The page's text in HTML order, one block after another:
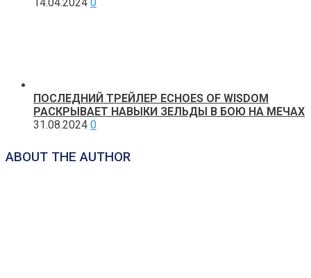
ПОСЛЕДНИЙ ТРЕЙЛЕР ECHOES OF WISDOM
РАСКРЫВАЕТ НАВЫКИ ЗЕЛЬДЫ В БОЮ НА МЕЧАХ
31.08.2024 0
ABOUT THE AUTHOR